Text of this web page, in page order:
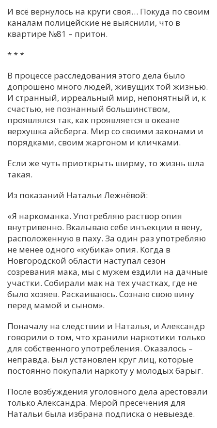
И всё вернулось на круги своя… Покуда по своим
каналам полицейские не выяснили, что в
квартире №81 – притон.
* * *
В процессе расследования этого дела было
допрошено много людей, живущих той жизнью.
И странный, ирреальный мир, непонятный и, к
счастью, не познанный большинством,
проявлялся так, как проявляется в океане
верхушка айсберга. Мир со своими законами и
порядками, своим жаргоном и кличками.
Если же чуть приоткрыть ширму, то жизнь шла
такая.
Из показаний Натальи Лежнёвой:
«Я наркоманка. Употребляю раствор опия
внутривенно. Вкалываю себе инъекции в вену,
расположенную в паху. За один раз употребляю
не менее одного «кубика» опия. Когда в
Новгородской области наступал сезон
созревания мака, мы с мужем ездили на дачные
участки. Собирали мак на тех участках, где не
было хозяев. Раскаиваюсь. Сознаю свою вину
перед мамой и сыном».
Поначалу на следствии и Наталья, и Александр
говорили о том, что хранили наркотики только
для собственного употребления. Оказалось –
неправда. Был установлен круг лиц, которые
постоянно покупали наркоту у молодых барыг.
После возбуждения уголовного дела арестовали
только Александра. Мерой пресечения для
Натальи была избрана подписка о невыезде.